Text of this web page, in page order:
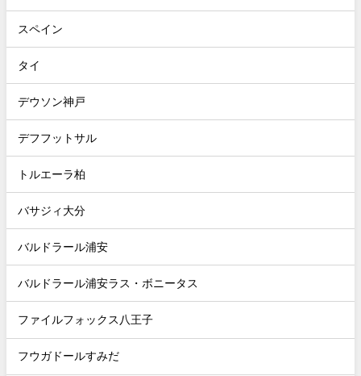
スペイン
タイ
デウソン神戸
デフフットサル
トルエーラ柏
バサジィ大分
バルドラール浦安
バルドラール浦安ラス・ボニータス
ファイルフォックス八王子
フウガドールすみだ